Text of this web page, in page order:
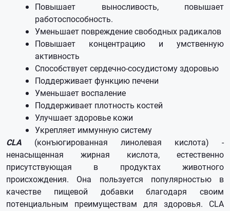
Повышает выносливость, повышает
работоспособность.
Уменьшает повреждение свободных радикалов
Повышает концентрацию и умственную
активность
Способствует сердечно-сосудистому здоровью
Поддерживает функцию печени
Уменьшает воспаление
Поддерживает плотность костей
Улучшает здоровье кожи
Укрепляет иммунную систему
CLA
(конъюгированная линолевая кислота) -
ненасыщенная жирная кислота, естественно
присутствующая в продуктах животного
происхождения. Она пользуется популярностью в
качестве пищевой добавки благодаря своим
потенциальным преимуществам для здоровья. CLA